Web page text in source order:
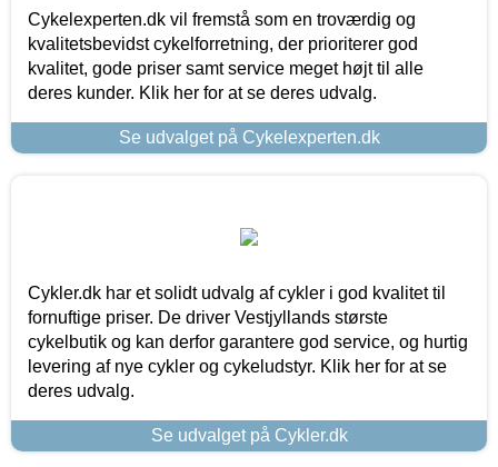
Cykelexperten.dk vil fremstå som en troværdig og
kvalitetsbevidst cykelforretning, der prioriterer god
kvalitet, gode priser samt service meget højt til alle
deres kunder. Klik her for at se deres udvalg.
Se udvalget på Cykelexperten.dk
Cykler.dk har et solidt udvalg af cykler i god kvalitet til
fornuftige priser. De driver Vestjyllands største
cykelbutik og kan derfor garantere god service, og hurtig
levering af nye cykler og cykeludstyr. Klik her for at se
deres udvalg.
Se udvalget på Cykler.dk